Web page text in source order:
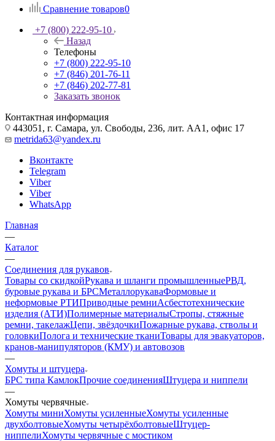
Сравнение товаров0
+7 (800) 222-95-10
Назад
Телефоны
+7 (800) 222-95-10
+7 (846) 201-76-11
+7 (846) 202-77-81
Заказать звонок
Контактная информация
443051, г. Самара, ул. Свободы, 236, лит. АА1, офис 17
metrida63@yandex.ru
Вконтакте
Telegram
Viber
Viber
WhatsApp
Главная
—
Каталог
—
Соединения для рукавов
Товары со скидкойРукава и шланги промышленныеРВД,
буровые рукава и БРСМеталлорукаваФормовые и
неформовые РТИПриводные ремниАсбестотехнические
изделия (АТИ)Полимерные материалыСтропы, стяжные
ремни, такелажЦепи, звёздочкиПожарные рукава, стволы и
головкиПолога и технические тканиТовары для эвакуаторов,
кранов-манипуляторов (КМУ) и автовозов
—
Хомуты и штуцера
БРС типа КамлокПрочие соединенияШтуцера и ниппели
—
Хомуты червячные
Хомуты миниХомуты усиленныеХомуты усиленные
двухболтовыеХомуты четырёхболтовыеШтуцер-
ниппелиХомуты червячные с мостиком